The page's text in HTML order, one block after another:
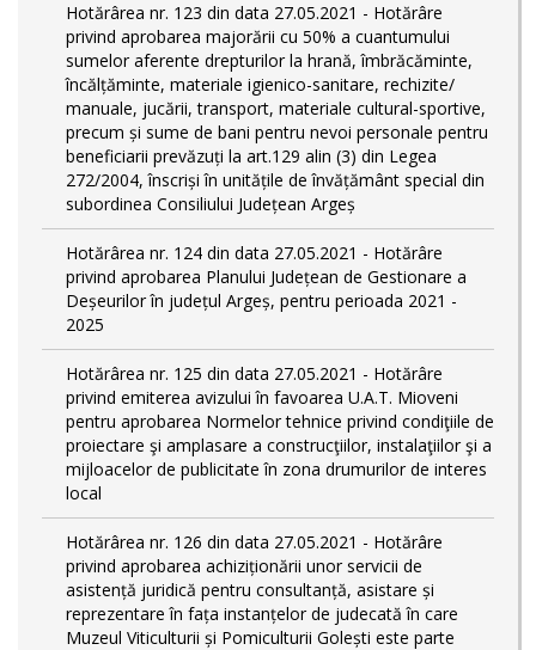
Hotărârea nr. 123 din data 27.05.2021 - Hotărâre
privind aprobarea majorării cu 50% a cuantumului
sumelor aferente drepturilor la hrană, îmbrăcăminte,
încălțăminte, materiale igienico-sanitare, rechizite/
manuale, jucării, transport, materiale cultural-sportive,
precum și sume de bani pentru nevoi personale pentru
beneficiarii prevăzuți la art.129 alin (3) din Legea
272/2004, înscriși în unitățile de învățământ special din
subordinea Consiliului Județean Argeș
Hotărârea nr. 124 din data 27.05.2021 - Hotărâre
privind aprobarea Planului Județean de Gestionare a
Deșeurilor în județul Argeș, pentru perioada 2021 -
2025
Hotărârea nr. 125 din data 27.05.2021 - Hotărâre
privind emiterea avizului în favoarea U.A.T. Mioveni
pentru aprobarea Normelor tehnice privind condiţiile de
proiectare şi amplasare a construcţiilor, instalaţiilor şi a
mijloacelor de publicitate în zona drumurilor de interes
local
Hotărârea nr. 126 din data 27.05.2021 - Hotărâre
privind aprobarea achiziționării unor servicii de
asistență juridică pentru consultanță, asistare și
reprezentare în fața instanțelor de judecată în care
Muzeul Viticulturii și Pomiculturii Golești este parte